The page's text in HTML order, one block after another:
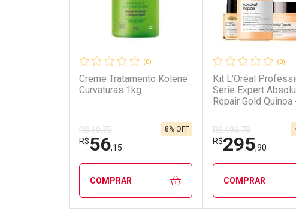
(0)
Creme Tratamento Kolene
Curvaturas 1kg
R$ 60,75
R$56,15
8% OFF
COMPRAR
(0)
Kit L'Oréal
Serie Expert
Repair Gold Quinoa
Máscara de
250g + Óleo
Kit
R$ 499,70
R$295,90
COMPRAR